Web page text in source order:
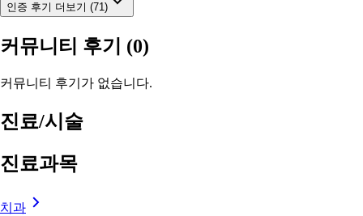
인증 후기 더보기 (71)
커뮤니티 후기 (0)
커뮤니티 후기가 없습니다.
진료/시술
진료과목
치과